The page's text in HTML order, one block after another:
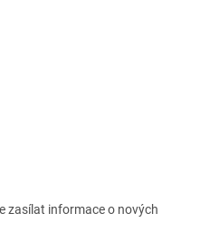
zasílat informace o nových